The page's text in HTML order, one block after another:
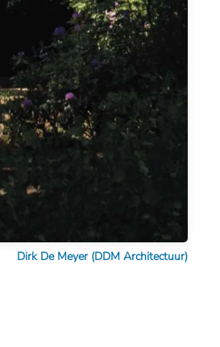
Dirk De Meyer (DDM Architectuur)